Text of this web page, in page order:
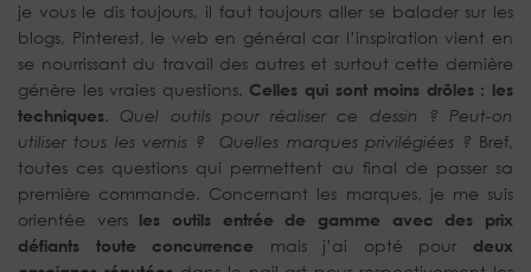
je vous le dis toujours, il faut toujours aller se balader sur les
blogs, Pinterest, le web en général car l’inspiration vient en
se nourrissant du travail des autres et surtout cette dernière
génère les vraies questions. Celles qui sont moins drôles : les
techniques. Quel outils pour réaliser ce dessin ? Peut-on
utiliser tous les vernis ? Quelles marques privilégiées ? Bref,
toutes ces questions qui permettent au final de passer sa
première commande. Concernant les marques, je me suis
orientée vers les outils entrée de gamme avec des prix
défiants toute concurrence mais j’ai opté pour deux